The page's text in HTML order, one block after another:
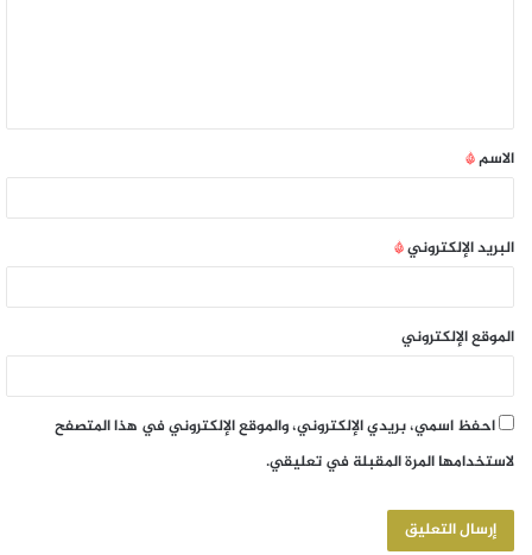
الاسم*
البريد الإلكتروني*
الموقع الإلكتروني
احفظ اسمي، بريدي الإلكتروني، والموقع الإلكتروني في هذا المتصفح
لاستخدامها المرة المقبلة في تعليقي.